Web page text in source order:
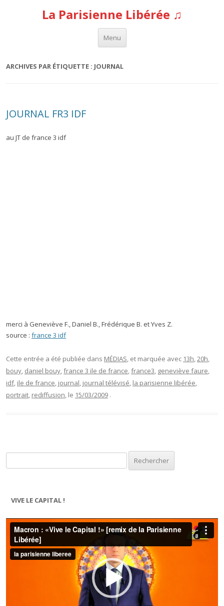
La Parisienne Libérée ♫
Menu
Aller au contenu
ARCHIVES PAR ÉTIQUETTE : JOURNAL
JOURNAL FR3 IDF
au JT de france 3 idf
merci à Geneviève F., Daniel B., Frédérique B. et Yves Z.
source : france 3 idf
Cette entrée a été publiée dans MÉDIAS, et marquée avec 13h,20h,
bouy, daniel bouy,france 3 ile de france,france3, geneviève faure,
idf, ile de france, journal, journal télévisé, la parisienne libérée,
portrait, rediffusion, le 15/03/2009 .
VIVE LE CAPITAL !
Lecteur
vidéo